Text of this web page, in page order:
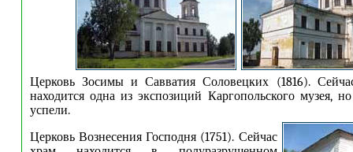
Церковь Зосимы и Савватия Соловецких (1816).
находится одна из экспозиций Каргопольского музея,
успели.
Церковь Вознесения Господня (1751). Сейчас